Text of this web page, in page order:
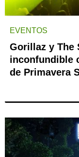
EVENTOS
Gorillaz y The
inconfundible
de Primavera